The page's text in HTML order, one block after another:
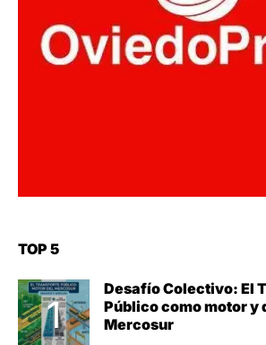
TOP 5
Desafío Colectivo: El
Público como motor y
Mercosur